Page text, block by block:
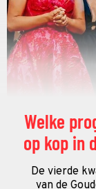
Welke
op kop in
De vierde
van de